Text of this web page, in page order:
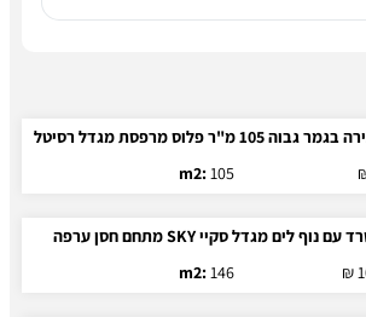
משרד למכירה בגמר גבוה 105 מ"ר פלוס מרפסת מגדל רסיטל
m2: 105
146 מר משרד עם נוף לים מגדל סקיי SKY מתחם חסן ערפה
m2: 146